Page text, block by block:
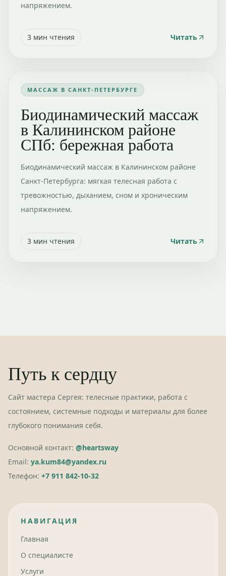
напряжением.
3 мин чтения Читать
МАССАЖ В САНКТ-ПЕТЕРБУРГЕ
Биодинамический массаж
в Калининском районе
СПб: бережная работа
Биодинамический массаж в Калининском районе
Санкт-Петербурга: мягкая телесная работа с
тревожностью, дыханием, сном и хроническим
напряжением.
3 мин чтения Читать
Путь к сердцу
Сайт мастера Сергея: телесные практики, работа с
состоянием, системные подходы и материалы для более
глубокого понимания себя.
Основной контакт: @heartsway
Email: ya.kum84@yandex.ru
Телефон: +7 911 842-10-32
НАВИГАЦИЯ
Главная
О специалисте
Услуги